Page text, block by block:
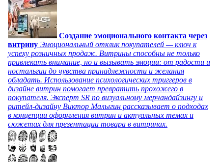
Создание эмоционального контакта через
витрину Эмоциональный отклик покупателей — ключ к
успеху розничных продаж. Витрины способны не только
привлекать внимание, но и вызывать эмоции: от радости и
ностальгии до чувства принадлежности и желания
обладать. Использование психологических триггеров в
дизайне витрин помогает превратить прохожего в
покупателя. Эксперт SR по визуальному мерчандайзингу и
ритейл-дизайну Виктор Малыгин рассказывает о подходах
в концепции оформления витрин и актуальных темах и
сюжетах для презентации товара в витринах.